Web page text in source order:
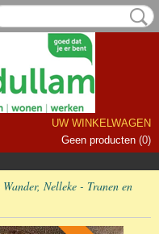
UW WINKELWAGEN
Geen producten (0)
Wander, Nelleke - Tranen en